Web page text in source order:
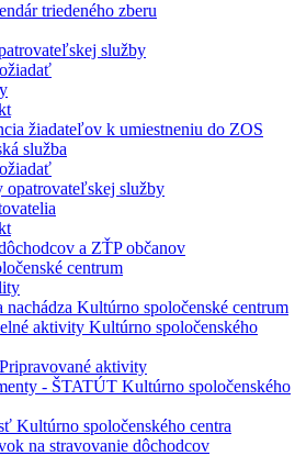
triedeného zberu
služby
žiadateľov k umiestneniu do ZOS
služba
opatrovateľskej služby
a ZŤP občanov
centrum
nachádza Kultúrno spoločenské centrum
aktivity Kultúrno spoločenského
Pripravované aktivity
- ŠTATÚT Kultúrno spoločenského
Kultúrno spoločenského centra
na stravovanie dôchodcov